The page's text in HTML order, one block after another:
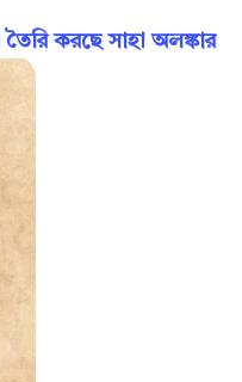
করছে সাহা অলঙ্কার